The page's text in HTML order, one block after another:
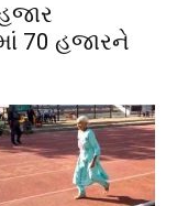
70 હજારને